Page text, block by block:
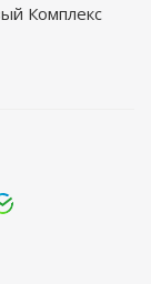
Комплекс